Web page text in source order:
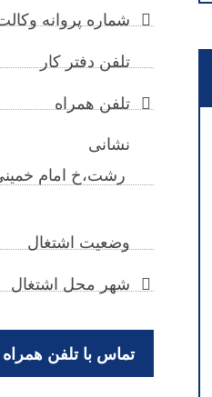
شماره پروانه
تلفن دفتر کار
تلفن همراه
نشانی
رشت،خ امام
وضعیت اشتغال
شهر محل اشتغال
تماس با تلفن همراه